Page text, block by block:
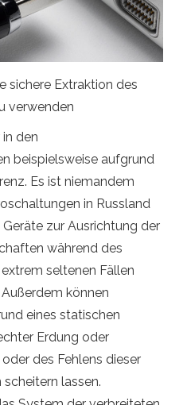
sichere Extraktion des
verwenden
in den
beispielsweise aufgrund
Es ist niemandem
in Russland
zur Ausrichtung der
während des
seltenen Fällen
können
eines statischen
Erdung oder
des Fehlens dieser
lassen.